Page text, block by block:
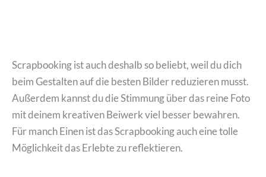
Scrapbooking ist auch deshalb so beliebt, weil du dich
beim Gestalten auf die besten Bilder reduzieren musst.
Außerdem kannst du die Stimmung über das reine Foto
mit deinem kreativen Beiwerk viel besser bewahren.
Für manch Einen ist das Scrapbooking auch eine tolle
Möglichkeit das Erlebte zu reflektieren.